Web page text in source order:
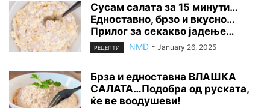
Сусам салата за 15 минути…
Едноставно, брзо и вкусно…
Прилог за секакво јадење…
РЕЦЕПТИ NMD - January 26, 2025
Брза и едноставна ВЛАШКА
САЛАТА…Подобра од руската,
ќе ве воодушеви!